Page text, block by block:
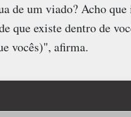
de um viado? Acho
que existe dentro de
vocês)", afirma.